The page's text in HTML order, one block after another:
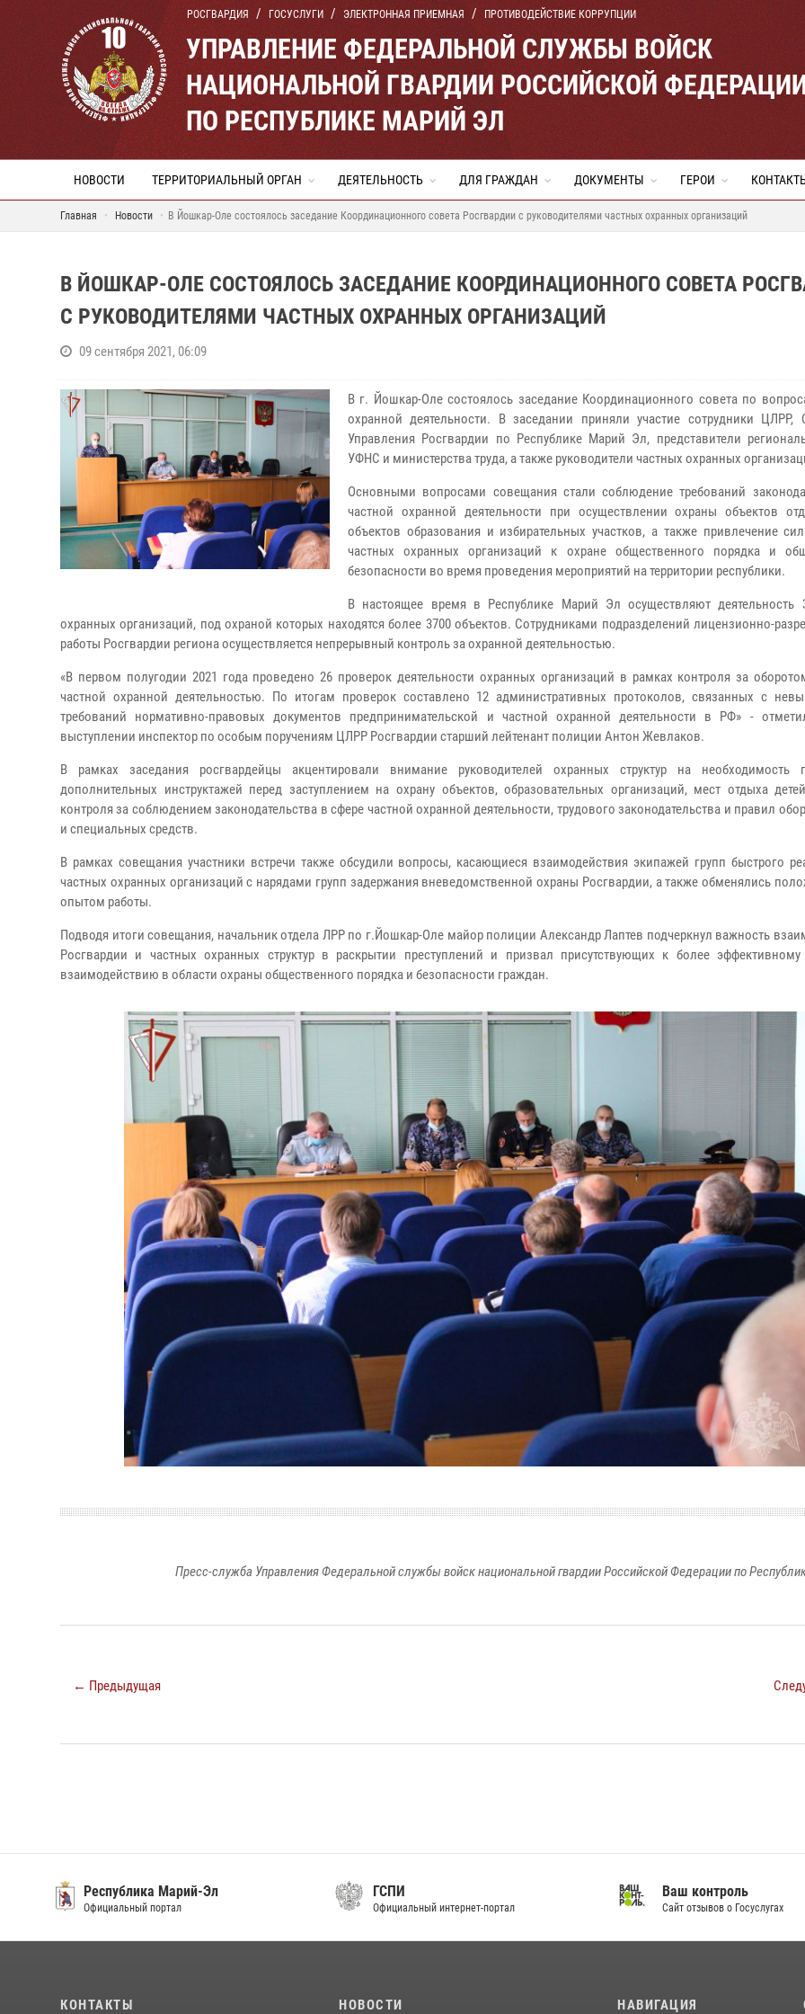
РОСГВАРДИЯ ГОСУСЛУГИ ЭЛЕКТРОННАЯ ПРИЕМНАЯ ПРОТИВОДЕЙСТВИЕ КОРРУПЦИИ
УПРАВЛЕНИЕ ФЕДЕРАЛЬНОЙ СЛУЖБЫ ВОЙСК
НАЦИОНАЛЬНОЙ ГВАРДИИ РОССИЙСКОЙ
ПО РЕСПУБЛИКЕ МАРИЙ ЭЛ
НОВОСТИ ТЕРРИТОРИАЛЬНЫЙ ОРГАН ДЕЯТЕЛЬНОСТЬ ДЛЯ ГРАЖДАН ДОКУМЕНТЫ ГЕРОИ
Главная Новости В Йошкар-Оле состоялось заседание Координационного совета Росгвардии с руководителями частных охранных организаций
В ЙОШКАР-ОЛЕ СОСТОЯЛОСЬ ЗАСЕДАНИЕ КООРДИНАЦИОННОГО СОВЕТА
С РУКОВОДИТЕЛЯМИ ЧАСТНЫХ ОХРАННЫХ ОРГАНИЗАЦИЙ
09 сентября 2021, 06:09
В г. Йошкар-Оле состоялось заседание Координационного совета по
охранной деятельности. В заседании приняли участие сотрудники
Управления Росгвардии по Республике Марий Эл, представители
УФНС и министерства труда, а также руководители частных охранных
Основными вопросами совещания стали соблюдение требований
частной охранной деятельности при осуществлении охраны объектов
объектов образования и избирательных участков, а также привлечение
частных охранных организаций к охране общественного порядка и
безопасности во время проведения мероприятий на территории республики.
В настоящее время в Республике Марий Эл осуществляют деятельность
охранных организаций, под охраной которых находятся более 3700 объектов. Сотрудниками подразделений лицензионно-
работы Росгвардии региона осуществляется непрерывный контроль за охранной деятельностью.
«В первом полугодии 2021 года проведено 26 проверок деятельности охранных организаций в рамках контроля за
частной охранной деятельностью. По итогам проверок составлено 12 административных протоколов, связанных с
требований нормативно-правовых документов предпринимательской и частной охранной деятельности в РФ» -
выступлении инспектор по особым поручениям ЦЛРР Росгвардии старший лейтенант полиции Антон Жевлаков.
В рамках заседания росгвардейцы акцентировали внимание руководителей охранных структур на необходимость
дополнительных инструктажей перед заступлением на охрану объектов, образовательных организаций, мест отдыха
контроля за соблюдением законодательства в сфере частной охранной деятельности, трудового законодательства и правил
и специальных средств.
В рамках совещания участники встречи также обсудили вопросы, касающиеся взаимодействия экипажей групп быстрого
частных охранных организаций с нарядами групп задержания вневедомственной охраны Росгвардии, а также обменялись
опытом работы.
Подводя итоги совещания, начальник отдела ЛРР по г.Йошкар-Оле майор полиции Александр Лаптев подчеркнул важность
Росгвардии и частных охранных структур в раскрытии преступлений и призвал присутствующих к более
взаимодействию в области охраны общественного порядка и безопасности граждан.
Пресс-служба Управления Федеральной службы войск национальной гвардии Российской Федерации по
← Предыдущая
Республика Марий-Эл
Официальный портал
ГСПИ
Официальный интернет-портал
Ваш контроль
Сайт отзывов о Госуслугах
КОНТАКТЫ НОВОСТИ НАВИГАЦИЯ